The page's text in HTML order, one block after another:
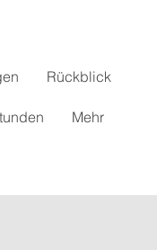
Rückblick
Mehr